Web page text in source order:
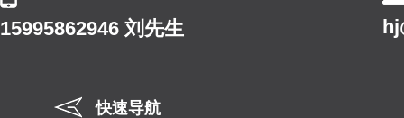
15995862946 刘先生
快速导航